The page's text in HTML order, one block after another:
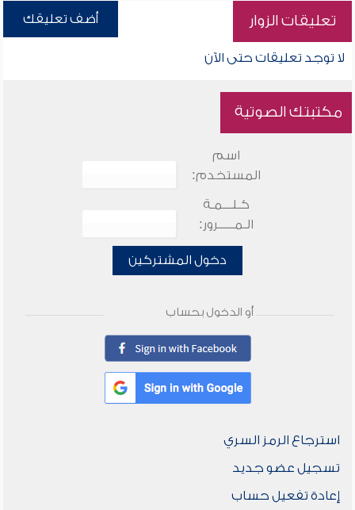
تعليقات الزوار أضف تعليقك
لا توجد تعليقات حتى الآن
مكتبتك الصوتية
اسم
المستخدم:
كـلـــمـة
الـمـــــرور:
دخول المشتركين
أو الدخول بحساب
استرجاع الرمز السري
تسجيل عضو جديد
إعادة تفعيل حساب